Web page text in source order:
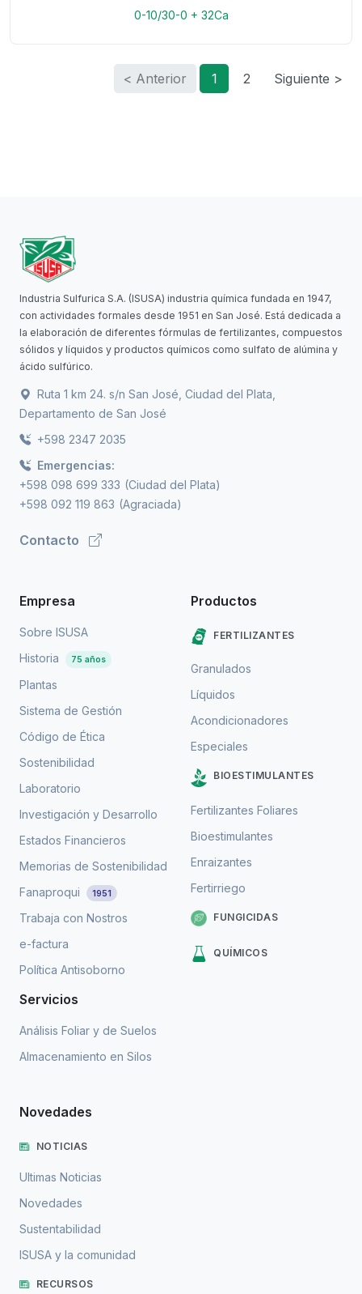
0-10/30-0 + 32Ca
< Anterior 1 2 Siguiente >
Industria Sulfurica S.A. (ISUSA) industria química fundada en 1947,
con actividades formales desde 1951 en San José. Está dedicada a
la elaboración de diferentes fórmulas de fertilizantes, compuestos
sólidos y líquidos y productos químicos como sulfato de alúmina y
ácido sulfúrico.
Ruta 1 km 24. s/n San José, Ciudad del Plata,
Departamento de San José
+598 2347 2035
Emergencias:
+598 098 699 333 (Ciudad del Plata)
+598 092 119 863 (Agraciada)
Contacto
Empresa
Sobre ISUSA
Historia
75 años
Plantas
Sistema de Gestión
Código de Ética
Sostenibilidad
Laboratorio
Investigación y Desarrollo
Estados Financieros
Memorias de Sostenibilidad
Fanaproqui
1951
Trabaja con Nostros
e-factura
Política Antisoborno
Servicios
Análisis Foliar y de Suelos
Almacenamiento en Silos
Productos
FERTILIZANTES
Granulados
Líquidos
Acondicionadores
Especiales
BIOESTIMULANTES
Fertilizantes Foliares
Bioestimulantes
Enraizantes
Fertirriego
FUNGICIDAS
QUÍMICOS
Novedades
NOTICIAS
Ultimas Noticias
Novedades
Sustentabilidad
ISUSA y la comunidad
RECURSOS